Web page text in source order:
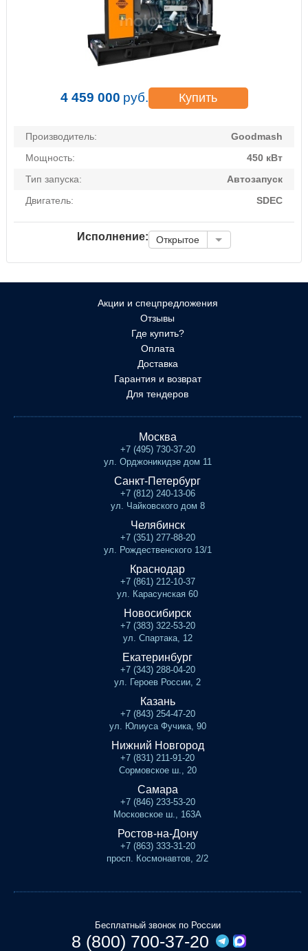
4 459 000 руб. Купить
Производитель:
Goodmash
Мощность:
450 кВт
Тип запуска:
Автозапуск
Двигатель:
SDEC
Исполнение: Открытое
Акции и спецпредложения
Отзывы
Где купить?
Оплата
Доставка
Гарантия и возврат
Для тендеров
Москва
+7 (495) 730-37-20
ул. Орджоникидзе дом 11
Санкт-Петербург
+7 (812) 240-13-06
ул. Чайковского дом 8
Челябинск
+7 (351) 277-88-20
ул. Рождественского 13/1
Краснодар
+7 (861) 212-10-37
ул. Карасунская 60
Новосибирск
+7 (383) 322-53-20
ул. Спартака, 12
Екатеринбург
+7 (343) 288-04-20
ул. Героев России, 2
Казань
+7 (843) 254-47-20
ул. Юлиуса Фучика, 90
Нижний Новгород
+7 (831) 211-91-20
Сормовское ш., 20
Самара
+7 (846) 233-53-20
Московское ш., 163А
Ростов-на-Дону
+7 (863) 333-31-20
просп. Космонавтов, 2/2
Бесплатный звонок по России
8 (800) 700-37-20